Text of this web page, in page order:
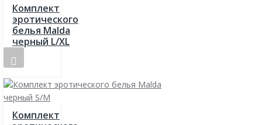
Комплект
эротического
белья Malda
черный L/XL
Комплект